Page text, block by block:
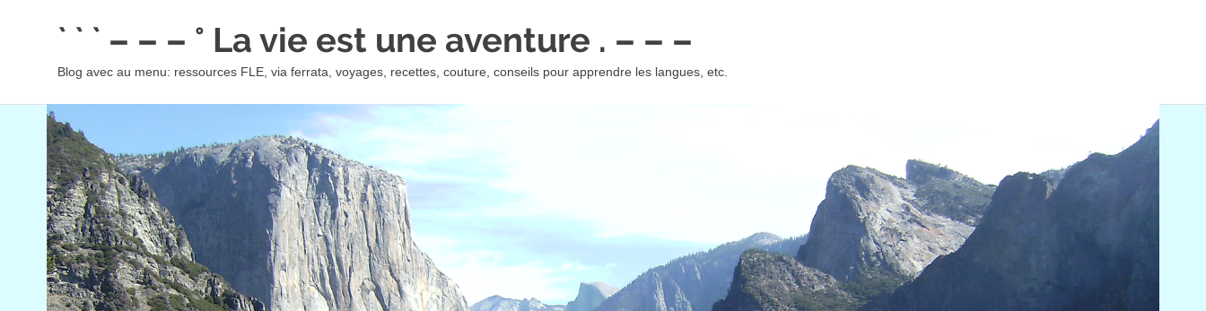
` ` ` – – – ° La vie est une aventure . – – –
Blog avec au menu: ressources FLE, via ferrata, voyages, recettes, couture, conseils pour apprendre les langues, etc.